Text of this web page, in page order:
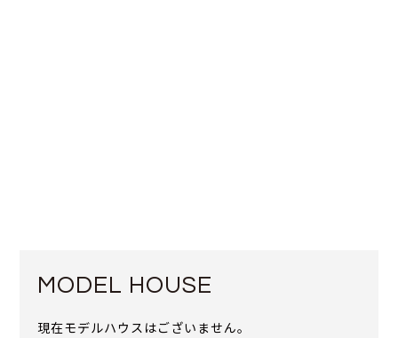
MODEL HOUSE
現在モデルハウスはございません。